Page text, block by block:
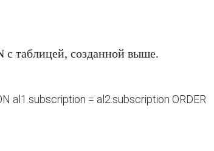
таблицей, созданной выше.
al1.subscription = al2.subscription ORDER